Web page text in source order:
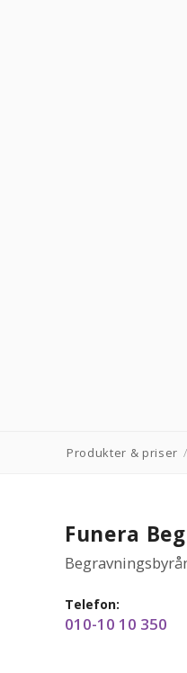
Produkter & priser /
Funera
Telefon:
010-10 10 350